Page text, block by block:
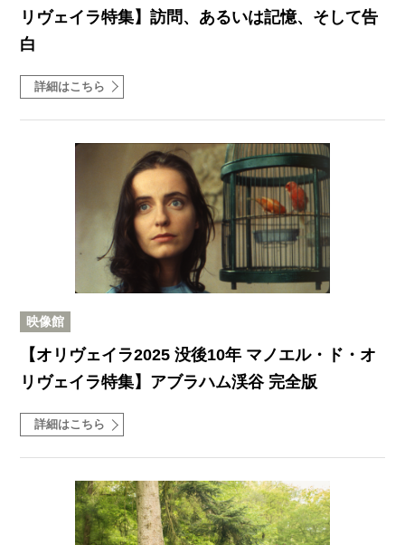
リヴェイラ特集】訪問、あるいは記憶、そして告
白
詳細はこちら
映像館
【オリヴェイラ2025 没後10年 マノエル・ド・オ
リヴェイラ特集】アブラハム渓谷 完全版
詳細はこちら